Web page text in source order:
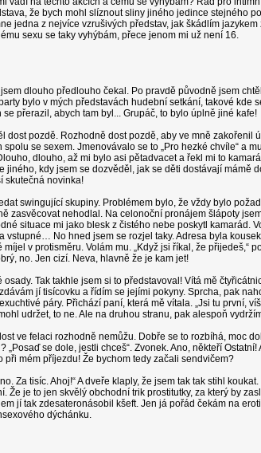
že bych mohl slíznout sliny jiného jedince stejného
jedna z nejvíce vzrušivých představ, jak škádlím
sexu se taky vyhýbám, přece jenom mi už není 16.
dlouho předlouho čekal. Po pravdě původně jsem
bylo v mých představách hudební setkání, takové kde
se přerazil, abych tam byl... Grupáč, to bylo úplně jiné kafe!
dost pozdě. Rozhodně dost pozdě, aby ve mně zakořenil
se sexem. Jmenovávalo se to „Pro hezké chvíle“ a
dlouho, až mi bylo asi pětadvacet a řekl mi to
jiného, kdy jsem se dozvěděl, jak se děti dostávají mámě
skutečná novinka!
swingující skupiny. Problémem bylo, že vždy bylo
zasvěcovat nehodlal. Na celonoční pronájem šlápoty
situace mi jako blesk z čistého nebe poskytl kamarád.
vstupné… No hned jsem se rozjel taky. Adresa byla
v protisměru. Volám mu. „Když jsi říkal, že přijedeš,“
no. Jen cizí. Neva, hlavně že je kam jet!
osady. Tak takhle jsem si to představoval! Vítá mě
jí tisícovku a řídím se jejími pokyny. Sprcha, pak
páry. Přichází paní, která mě vítala. „Jsi tu první,
udržet, to ne. Ale na druhou stranu, pak alespoň
ve felaci rozhodně nemůžu. Dobře se to rozbíhá, moc
„Posaď se dole, jestli chceš“. Zvonek. Ano, někteří
při mém příjezdu! Že bychom tedy začali sendvičem?
Za tisíc. Ahoj!“ A dveře klaply, že jsem tak tak stihl
Že je to jen skvělý obchodní trik prostitutky, za který by
jí tak zdesateronásobil kšeft. Jen já pořád čekám na
dýchánku.